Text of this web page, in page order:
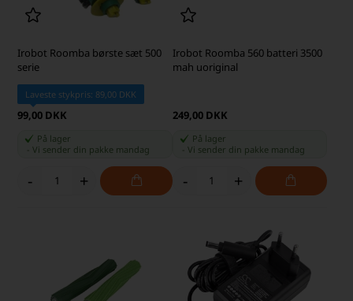
Irobot Roomba børste sæt 500
serie
Laveste stykpris: 89,00 DKK
99,00 DKK
På lager
-Vi sender din pakke mandag
- +
Irobot Roomba 560 batteri 3500
mah uoriginal
249,00 DKK
På lager
Vi sender din pakke mandag
- +